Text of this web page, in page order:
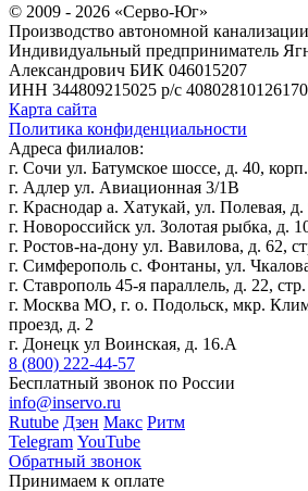
© 2009 - 2026 «Серво-Юг»
Производство автономной канализации
Индивидуальный предприниматель
Александрович БИК 046015207
ИНН 344809215025 р/с
Карта сайта
Политика конфиденциальности
Адреса филиалов:
г. Сочи ул. Батумское шоссе, д. 40,
г. Адлер ул. Авиационная 3/1В
г. Краснодар а. Хатукай, ул. Полевая,
г. Новороссийск ул. Золотая рыбка, д.
г. Ростов-на-дону ул. Вавилова, д. 62,
г. Симферополь с. Фонтаны, ул.
г. Ставрополь 45-я параллель, д. 22,
г. Москва МО, г. о. Подольск, мкр.
проезд, д. 2
г. Донецк ул Воинская, д. 16.А
8 (800) 222-44-57
Бесплатный звонок по России
info@inservo.ru
Rutube Дзен Макс Ритм
Telegram YouTube
Обратный звонок
Принимаем к оплате